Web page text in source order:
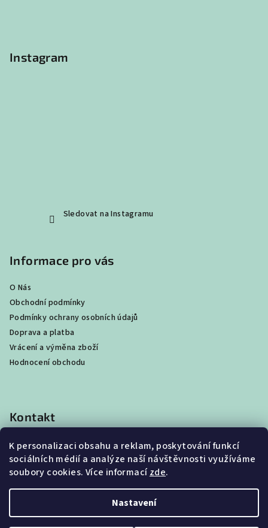
K personalizaci obsahu a reklam, poskytování funkcí
sociálních médií a analýze naší návštěvnosti využíváme
soubory cookies. Více informacízde.
Nastavení
Instagram
Sledovat na Instagramu
Informace pro vás
O Nás
Obchodní podmínky
Podmínky ochrany osobních údajů
Doprava a platba
Vrácení a výměna zboží
Hodnocení obchodu
Kontakt
shop@best4beast.com
+420 734 673 849